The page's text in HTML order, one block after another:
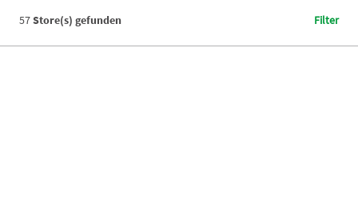
57Store(s) gefunden Filter